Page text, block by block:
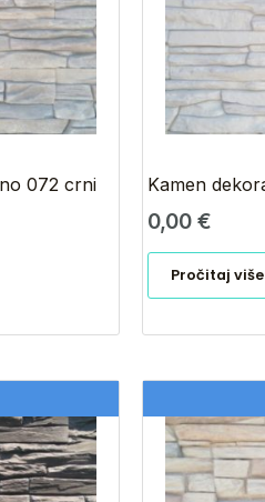
072 crni
Kamen
0,00 €
Pročitaj više